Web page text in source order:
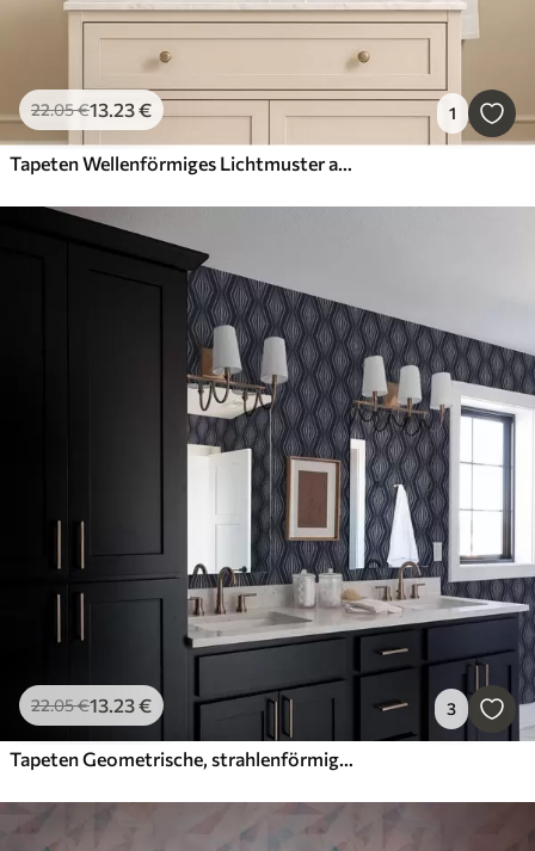
22.05€13.23€ 1
Tapeten Wellenförmiges Lichtmuster auf beigem Hintergrund
22.05€13.23€ 3
Tapeten Geometrische, strahlenförmige Diamanten auf dunkelblauem Hintergrund